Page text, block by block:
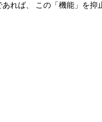
れば、 この「機能」を抑